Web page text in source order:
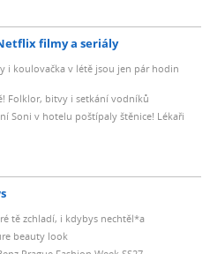
filmy a seriály
i koulovačka v létě jsou jen pár hodin
Folklor, bitvy i setkání vodníků
Soni v hotelu poštípaly štěnice! Lékaři
tě zchladí, i kdybys nechtěl*a
beauty look